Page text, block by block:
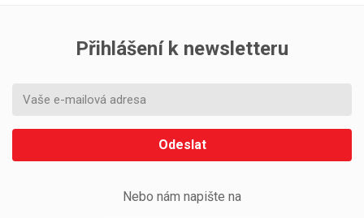
Přihlášení k newsletteru
Odeslat
Nebo nám napište na